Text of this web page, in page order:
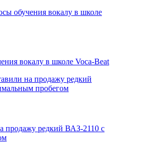
вокалу в школе Voca-Beat
продажу редкий ВАЗ-2110 с